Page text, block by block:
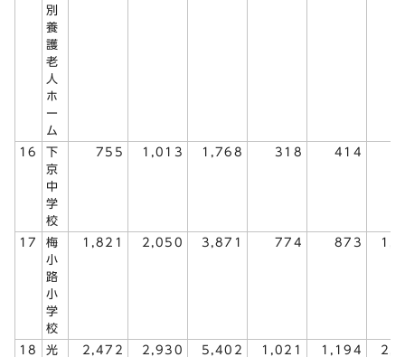
別
養
護
老
人
ホ
ー
ム
16
下
京
中
学
校
755 1,013 1,768 318 414
17
梅
小
路
小
学
校
1,821 2,050 3,871 774 873
18
光
2,472 2,930 5,402 1,021 1,194